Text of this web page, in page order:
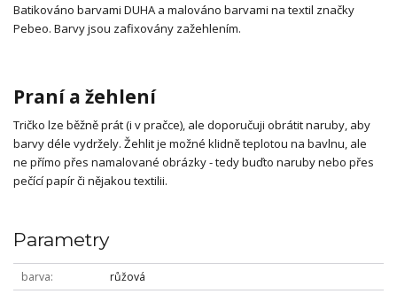
Batikováno barvami DUHA a malováno barvami na textil značky
Pebeo. Barvy jsou zafixovány zažehlením.
Praní a žehlení
Tričko lze běžně prát (i v pračce), ale doporučuji obrátit naruby, aby
barvy déle vydržely. Žehlit je možné klidně teplotou na bavlnu, ale
ne přímo přes namalované obrázky - tedy buďto naruby nebo přes
pečící papír či nějakou textilii.
Parametry
barva
růžová